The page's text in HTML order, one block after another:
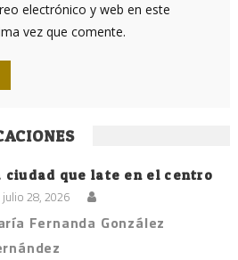
electrónico y web en este
vez que comente.
ciudad que late en el centro
julio 28, 2026
Fernanda González